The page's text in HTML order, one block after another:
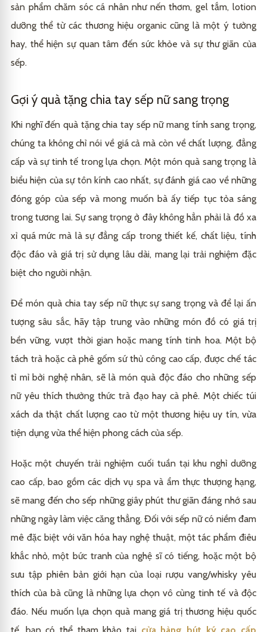
sản phẩm chăm sóc cá nhân như nến thơm, gel tắm, lotion
dưỡng thể từ các thương hiệu organic cũng là một ý tưởng
hay, thể hiện sự quan tâm đến sức khỏe và sự thư giãn của
sếp.
Gợi ý quà tặng chia tay sếp nữ sang trọng
Khi nghĩ đến quà tặng chia tay sếp nữ mang tính sang trọng,
chúng ta không chỉ nói về giá cả mà còn về chất lượng, đẳng
cấp và sự tinh tế trong lựa chọn. Một món quà sang trọng là
biểu hiện của sự tôn kính cao nhất, sự đánh giá cao về những
đóng góp của sếp và mong muốn bà ấy tiếp tục tỏa sáng
trong tương lai. Sự sang trọng ở đây không hẳn phải là đồ xa
xỉ quá mức mà là sự đẳng cấp trong thiết kế, chất liệu, tính
độc đáo và giá trị sử dụng lâu dài, mang lại trải nghiệm đặc
biệt cho người nhận.
Để món quà chia tay sếp nữ thực sự sang trọng và để lại ấn
tượng sâu sắc, hãy tập trung vào những món đồ có giá trị
bền vững, vượt thời gian hoặc mang tính tinh hoa. Một bộ
tách trà hoặc cà phê gốm sứ thủ công cao cấp, được chế tác
tỉ mỉ bởi nghệ nhân, sẽ là món quà độc đáo cho những sếp
nữ yêu thích thưởng thức trà đạo hay cà phê. Một chiếc túi
xách da thật chất lượng cao từ một thương hiệu uy tín, vừa
tiện dụng vừa thể hiện phong cách của sếp.
Hoặc một chuyến trải nghiệm cuối tuần tại khu nghỉ dưỡng
cao cấp, bao gồm các dịch vụ spa và ẩm thực thượng hạng,
sẽ mang đến cho sếp những giây phút thư giãn đáng nhớ sau
những ngày làm việc căng thẳng. Đối với sếp nữ có niềm đam
mê đặc biệt với văn hóa hay nghệ thuật, một tác phẩm điêu
khắc nhỏ, một bức tranh của nghệ sĩ có tiếng, hoặc một bộ
sưu tập phiên bản giới hạn của loại rượu vang/whisky yêu
thích của bà cũng là những lựa chọn vô cùng tinh tế và độc
đáo. Nếu muốn lựa chọn quà mang giá trị thương hiệu quốc